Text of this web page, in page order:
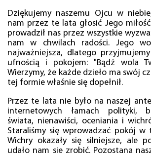
Dziękujemy naszemu Ojcu w
nam przez te lata głosić Jego
prowadził nas przez wszystkie
nam w chwilach radości. Jego
najważniejsza, dlatego
ufnością i pokojem: "Bądź wola
Wierzymy, że każde dzieło ma swój
tej formie właśnie się dopełnił.
Przez te lata nie było na naszej
internetowych łamach polityki,
świata, nienawiści, oceniania i
Staraliśmy się wprowadzać pokój w
Wichry okazały się silniejsze, ale
udało nam się zrobić. Pozostaną